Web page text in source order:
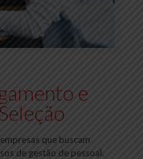
e
que buscam
de gestão de pessoal.